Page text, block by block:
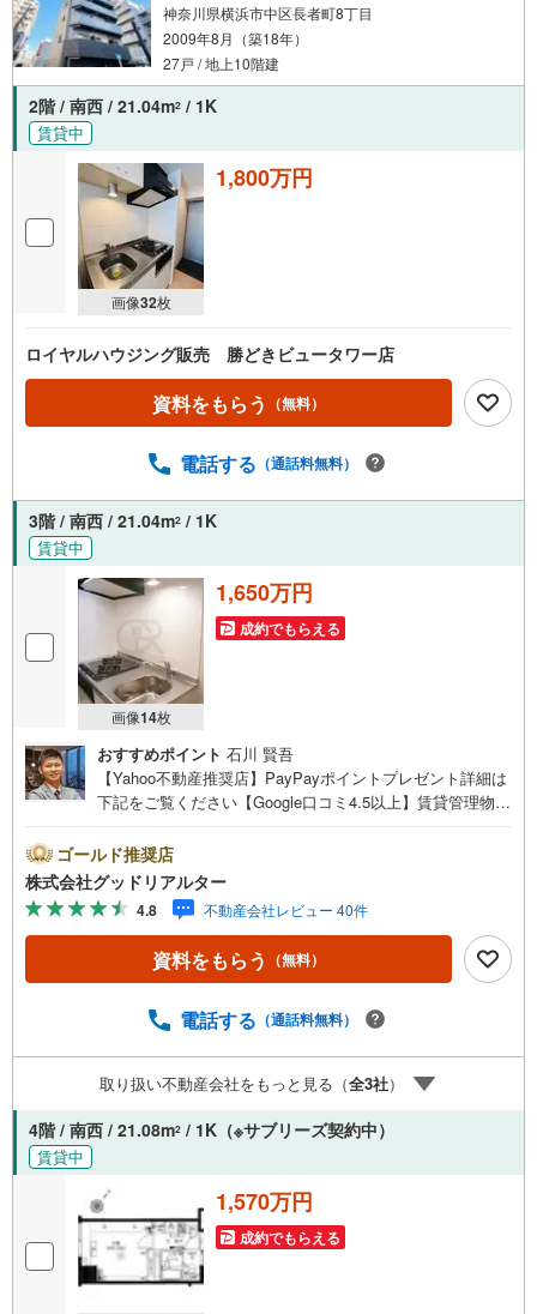
神奈川県横浜市中区長者町8丁目
2009年8月（築18年）
27戸 / 地上10階建
2階 / 南西 / 21.04m2 / 1K
賃貸中
画像32枚
1,800万円
ロイヤルハウジング販売 勝どきビュータワー店
資料をもらう （無料）
電話する （通話料無料）
3階 / 南西 / 21.04m2 / 1K
賃貸中
画像14枚
1,650万円
成約でもらえる
おすすめポイント 石川 賢吾
【Yahoo不動産推奨店】PayPayポイントプレゼント詳細は
下記をご覧ください【Google口コミ4.5以上】賃貸管理物件
介です。投資用マンションを購入する際、最大のリスクは
空室リスクです。利回りがいくら高かろうとも、空室が続
いてしまえば、絵に描いた餅になってしまいます。弊社で
ご紹介するマンションは、人気エリアのお薦め物件はもち
ろんのこと、エリアのニーズに合った人気のお部屋等、賃
貸営業経験スタッフの培ってきた知識と経験を基に物件を
ての対策はお任せください。掲載されている物件は、弊社
わたり、得られることを保証するものではありません。※賃
料等については、賃貸中のものについては現在の賃料等
で、空室または所有者居住中等のものについては、周辺の
ゴールド推奨店
株式会社グッドリアルター
4.8 不動産会社レビュー 40件
資料をもらう （無料）
電話する （通話料無料）
取り扱い不動産会社をもっと見る（全3社）
4階 / 南西 / 21.08m2 / 1K（※サブリーズ契約中）
賃貸中
1,570万円
成約でもらえる